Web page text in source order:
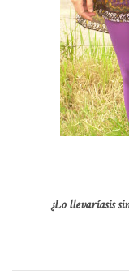
¿Lo llevaríasis